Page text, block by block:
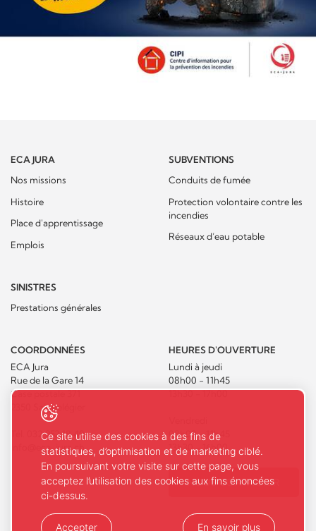
ECA JURA
Nos missions
Histoire
Place d'apprentissage
Emplois
SUBVENTIONS
Conduits de fumée
Protection volontaire contre les
incendies
Réseaux d’eau potable
SINISTRES
Prestations générales
COORDONNÉES
ECA Jura
Rue de la Gare 14
Case postale 371
2350 Saignelégier
032 952 18 40
info@eca-jura.ch
HEURES D'OUVERTURE
Lundi à jeudi
08h00 - 11h45
13h30 - 17h00
08h00 - 11h45
13h30 - 16h00
NOUS CONTACTER
Ce site utilise des cookies à des fins de
statistiques, d’optimisation et de marketing ciblé.
En poursuivant votre visite sur cette page, vous
acceptez l’utilisation des cookies aux fins énoncées
ci-dessus.
Accepter En savoir plus